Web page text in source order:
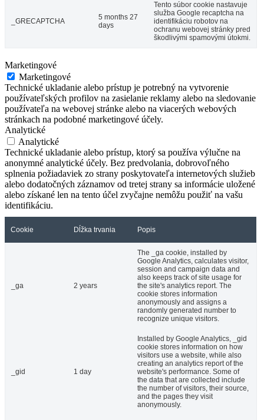
_GRECAPTCHA
5 months 27
days
Tento súbor cookie nastavuje
služba Google recaptcha na
identifikáciu robotov na
ochranu webovej stránky pred
škodlivými spamovými útokmi.
Marketingové
Marketingové
Technické ukladanie alebo prístup je potrebný na vytvorenie
používateľských profilov na zasielanie reklamy alebo na sledovanie
používateľa na webovej stránke alebo na viacerých webových
stránkach na podobné marketingové účely.
Analytické
Analytické
Technické ukladanie alebo prístup, ktorý sa používa výlučne na
anonymné analytické účely. Bez predvolania, dobrovoľného
splnenia požiadaviek zo strany poskytovateľa internetových služieb
alebo dodatočných záznamov od tretej strany sa informácie uložené
alebo získané len na tento účel zvyčajne nemôžu použiť na vašu
identifikáciu.
Cookie Dĺžka trvania Popis
_ga 2 years
The _ga cookie, installed by
Google Analytics, calculates visitor,
session and campaign data and
also keeps track of site usage for
the site's analytics report. The
cookie stores information
anonymously and assigns a
randomly generated number to
recognize unique visitors.
_gid 1 day
Installed by Google Analytics, _gid
cookie stores information on how
visitors use a website, while also
creating an analytics report of the
website's performance. Some of
the data that are collected include
the number of visitors, their source,
and the pages they visit
anonymously.